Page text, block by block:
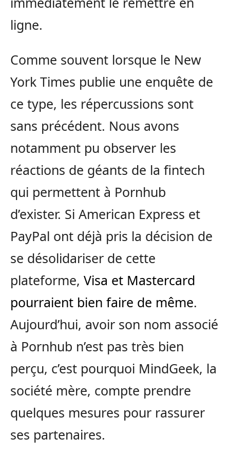
ligne.
Comme souvent lorsque le New
York Times publie une enquête de
ce type, les répercussions sont
sans précédent. Nous avons
notamment pu observer les
réactions de géants de la fintech
qui permettent à Pornhub
d’exister. Si American Express et
PayPal ont déjà pris la décision de
se désolidariser de cette
plateforme, Visa et Mastercard
pourraient bien faire de même.
Aujourd’hui, avoir son nom associé
à Pornhub n’est pas très bien
perçu, c’est pourquoi MindGeek, la
société mère, compte prendre
quelques mesures pour rassurer
ses partenaires.